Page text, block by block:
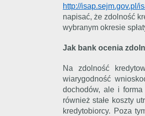
http://isap.sejm.gov.pl/
napisać, że zdolność
wybranym okresie
Jak bank ocenia
Na zdolność
wiarygodność
dochodów, ale i
również stałe koszty
kredytobiorcy. Poza